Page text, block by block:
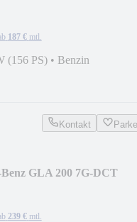
187 € mtl.
(156 PS) • Benzin
Kontakt
Benz GLA 200 7G-DCT
239 € mtl.